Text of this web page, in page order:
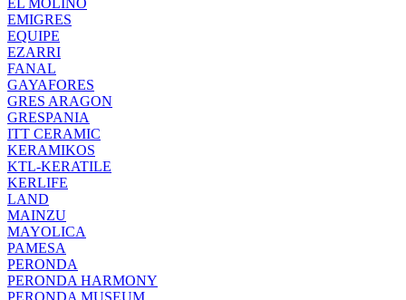
EL MOLINO
EMIGRES
EQUIPE
EZARRI
FANAL
GAYAFORES
GRES ARAGON
GRESPANIA
ITT CERAMIC
KERAMIKOS
KTL-KERATILE
KERLIFE
LAND
MAINZU
MAYOLICA
PAMESA
PERONDA
PERONDA HARMONY
PERONDA MUSEUM